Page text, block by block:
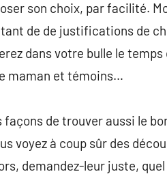
son choix, par facilité.
de de justifications de
dans votre bulle le
maman et témoins…
façons de trouver aussi le
voyez à coup sûr des
demandez-leur juste,